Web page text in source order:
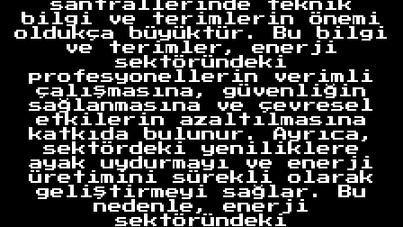
santrallerinde teknik
bilgi ve terimlerin önemi
oldukça büyüktür. Bu bilgi
ve terimler, enerji
sektöründeki
profesyonellerin verimli
çalışmasına, güvenliğin
sağlanmasına ve çevresel
etkilerin azaltılmasına
katkıda bulunur. Ayrıca,
sektördeki yeniliklere
ayak uydurmayı ve enerji
üretimini sürekli olarak
geliştirmeyi sağlar. Bu
nedenle, enerji
sektöründeki